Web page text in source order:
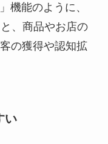
機能のように、
、商品やお店の
の獲得や認知拡
い